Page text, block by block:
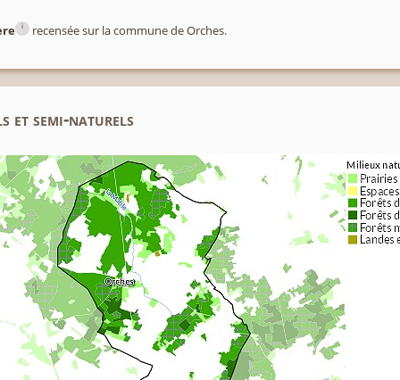
i recensée sur la commune de Orches.
et semi-naturels